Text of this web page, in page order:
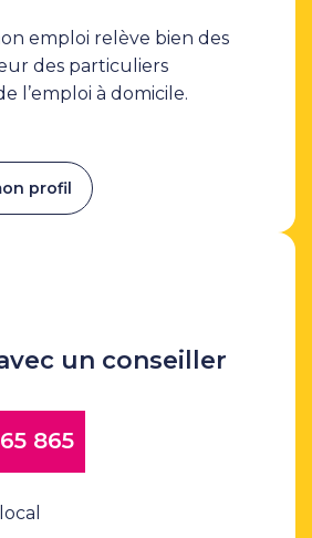
emploi relève bien des
des particuliers
l’emploi à domicile.
profil
un conseiller
865